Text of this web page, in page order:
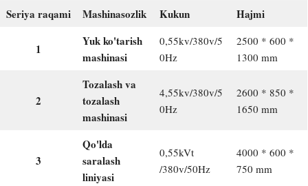
Seriya raqami Mashinasozlik Kukun Hajmi
1
Yuk ko'tarish
mashinasi
0,55kv/380v/5
0Hz
2500 * 600 *
1300 mm
2
Tozalash va
tozalash
mashinasi
4,55kv/380v/5
0Hz
2600 * 850 *
1650 mm
3
Qo'lda
saralash
liniyasi
0,55kVt
/380v/50Hz
4000 * 600 *
750 mm